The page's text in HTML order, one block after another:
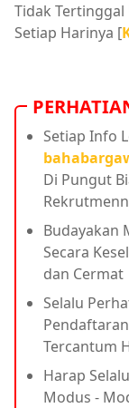
Tidak
Setiap Harinya [
Setiap Info
Di Pungut
Budayakan
Secara
dan Cermat
Selalu
Tercantum
Harap
Modus -